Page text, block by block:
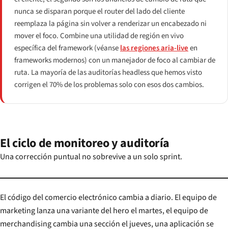
nunca se disparan porque el router del lado del cliente
reemplaza la página sin volver a renderizar un encabezado ni
mover el foco. Combine una utilidad de región en vivo
específica del framework (véanselas regiones aria-liveen
frameworks modernos) con un manejador de foco al cambiar de
ruta. La mayoría de las auditorías headless que hemos visto
corrigen el 70% de los problemas solo con esos dos cambios.
El ciclo de monitoreo y auditoría
Una corrección puntual no sobrevive a un solo sprint.
El código del comercio electrónico cambia a diario. El equipo de
marketing lanza una variante del hero el martes, el equipo de
merchandising cambia una sección el jueves, una aplicación se